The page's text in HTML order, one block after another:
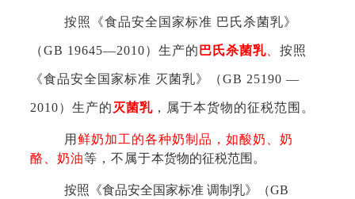
按照《食品安全国家标准 巴氏杀菌乳》
（GB 19645—2010）生产的 巴氏杀菌乳 、按照
《食品安全国家标准 灭菌乳》（GB 25190 —
2010）生产的 灭菌乳 ，属于本货物的征税范围。
用鲜奶加工的各种奶制品，如酸奶、奶
酪、奶油等，不属于本货物的征税范围。
按照《食品安全国家标准 调制乳》（GB